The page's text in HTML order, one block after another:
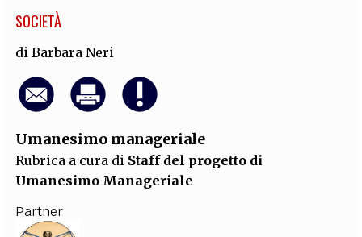
SOCIETÀ
diBarbara Neri
Umanesimo manageriale
Rubrica a cura di Staff del progetto di
Umanesimo Manageriale
Partner